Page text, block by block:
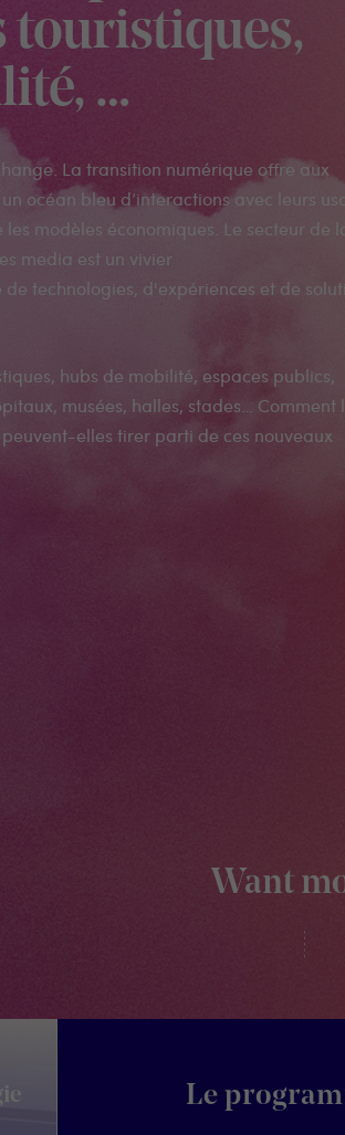
touristiques,
…
La transition numérique offre aux
océan bleu d’interactions avec leurs
les modèles économiques. Le secteur de
media est un vivier
technologies, d'expériences et de
hubs de mobilité, espaces publics,
musées, halles, stades… Comment
elles tirer parti de ces nouveaux
Want
Le